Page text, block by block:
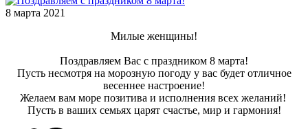
8 марта 2021
Милые женщины!
Поздравляем Вас с праздником 8 марта!
Пусть несмотря на морозную погоду у вас будет отличное
весеннее настроение!
Желаем вам море позитива и исполнения всех желаний!
Пусть в ваших семьях царят счастье, мир и гармония!